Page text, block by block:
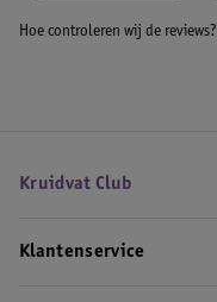
Hoe controleren wij de reviews?
Kruidvat Club
Klantenservice